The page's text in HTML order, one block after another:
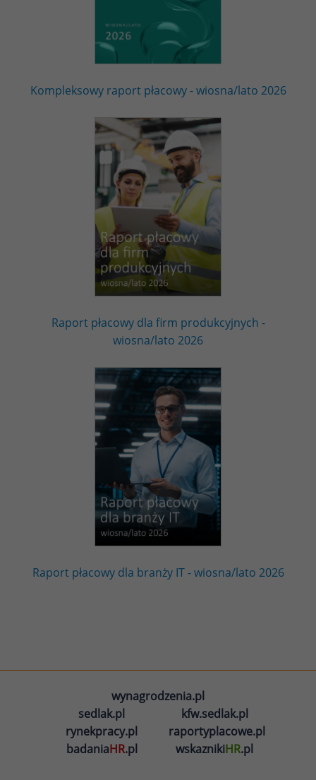
Kompleksowy raport płacowy - wiosna/lato 2026
Raport płacowy dla firm produkcyjnych -
wiosna/lato 2026
Raport płacowy dla branży IT - wiosna/lato 2026
wynagrodzenia.pl
sedlak.pl
kfw.sedlak.pl
rynekpracy.pl
raportyplacowe.pl
badaniaHR.pl wskaznikiHR.pl